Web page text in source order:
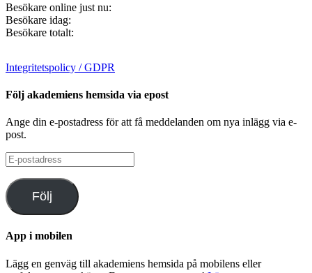
Besökare online just nu:
Besökare idag:
Besökare totalt:
Integritetspolicy / GDPR
Följ akademiens hemsida via epost
Ange din e-postadress för att få meddelanden om nya inlägg via e-
post.
E-
postadress
Följ
App i mobilen
Lägg en genväg till akademiens hemsida på mobilens eller